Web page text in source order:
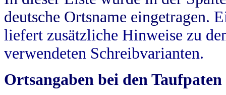
deutsche Ortsname eingetragen.
liefert zusätzliche Hinweise zu
verwendeten Schreibvarianten.
Ortsangaben bei den Taufpaten